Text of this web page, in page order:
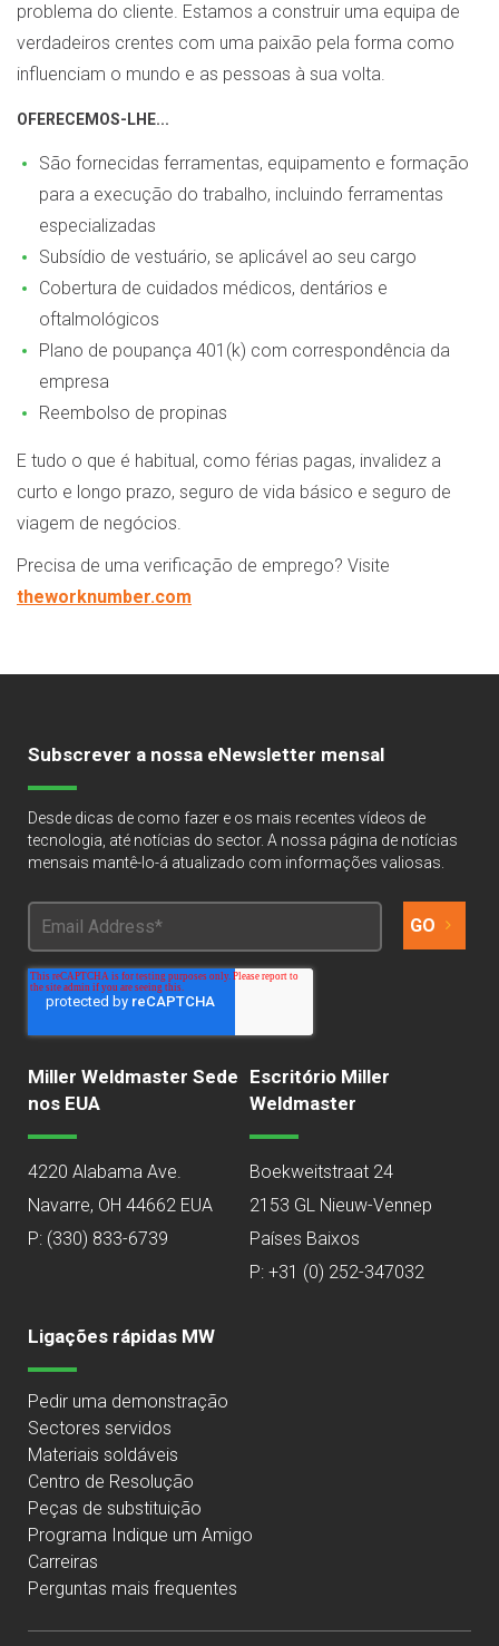
problema do cliente. Estamos a construir uma equipa de
verdadeiros crentes com uma paixão pela forma como
influenciam o mundo e as pessoas à sua volta.
OFERECEMOS-LHE...
São fornecidas ferramentas, equipamento e formação
para a execução do trabalho, incluindo ferramentas
especializadas
Subsídio de vestuário, se aplicável ao seu cargo
Cobertura de cuidados médicos, dentários e
oftalmológicos
Plano de poupança 401(k) com correspondência da
empresa
Reembolso de propinas
E tudo o que é habitual, como férias pagas, invalidez a
curto e longo prazo, seguro de vida básico e seguro de
viagem de negócios.
Precisa de uma verificação de emprego? Visite
theworknumber.com
Subscrever a nossa eNewsletter mensal
Desde dicas de como fazer e os mais recentes vídeos de
tecnologia, até notícias do sector. A nossa página de notícias
mensais mantê-lo-á atualizado com informações valiosas.
Miller Weldmaster Sede
nos EUA
4220 Alabama Ave.
Navarre, OH 44662 EUA
P: (330) 833-6739
Escritório Miller
Weldmaster
Boekweitstraat 24
2153 GL Nieuw-Vennep
Países Baixos
P: +31 (0) 252-347032
Ligações rápidas MW
Pedir uma demonstração
Sectores servidos
Materiais soldáveis
Centro de Resolução
Peças de substituição
Programa Indique um Amigo
Carreiras
Perguntas mais frequentes